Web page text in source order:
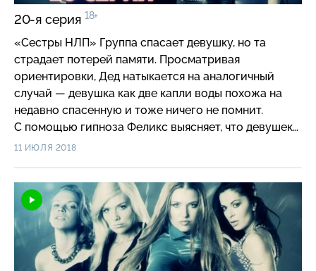
20-я серия 18+
«Сестры НЛП» Группа спасает девушку, но та
страдает потерей памяти. Просматривая
ориентировки, Дед натыкается на аналогичный
случай — девушка как две капли воды похожа на
недавно спасенную и тоже ничего не помнит.
С помощью гипноза Феликс выясняет, что девушек-
близнецов изнасиловал их отчим, директор отдела
11 ИЮЛЯ 2018